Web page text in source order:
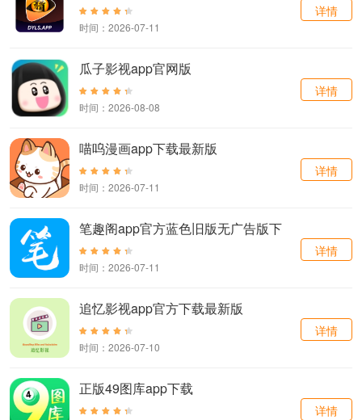
时间：2026-07-11
详情
瓜子影视app官网版
时间：2026-08-08
详情
喵呜漫画app下载最新版
时间：2026-07-11
详情
笔趣阁app官方蓝色旧版无广告版下
载
时间：2026-07-11
详情
追忆影视app官方下载最新版
时间：2026-07-10
详情
正版49图库app下载
详情